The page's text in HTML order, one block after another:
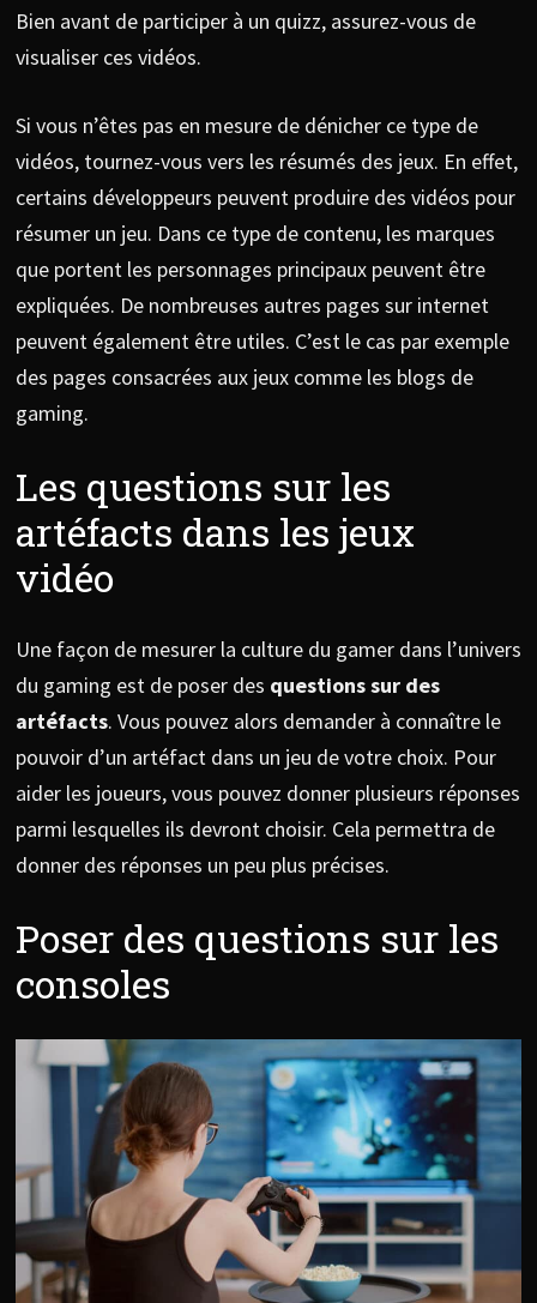
Bien avant de participer à un quizz, assurez-vous de
visualiser ces vidéos.
Si vous n’êtes pas en mesure de dénicher ce type de
vidéos, tournez-vous vers les résumés des jeux. En effet,
certains développeurs peuvent produire des vidéos pour
résumer un jeu. Dans ce type de contenu, les marques
que portent les personnages principaux peuvent être
expliquées. De nombreuses autres pages sur internet
peuvent également être utiles. C’est le cas par exemple
des pages consacrées aux jeux comme les blogs de
gaming.
Les questions sur les
artéfacts dans les jeux
vidéo
Une façon de mesurer la culture du gamer dans l’univers
du gaming est de poser des questions sur des
artéfacts. Vous pouvez alors demander à connaître le
pouvoir d’un artéfact dans un jeu de votre choix. Pour
aider les joueurs, vous pouvez donner plusieurs réponses
parmi lesquelles ils devront choisir. Cela permettra de
donner des réponses un peu plus précises.
Poser des questions sur les
consoles